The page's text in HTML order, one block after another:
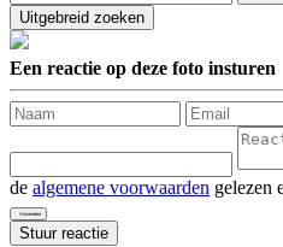
Een reactie op deze foto insturen
de algemene voorwaarden gelezen